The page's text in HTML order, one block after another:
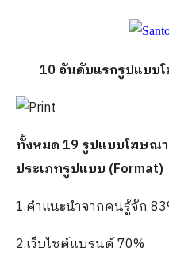
10 อันดับแรกรูปแบบ
ทั้งหมด 19 รูปแบบโฆษณ
ประเภทรูปแบบ (Format)
1.คำแนะนำจากคนรู้จัก
2.เว็บไซต์แบรนด์ 70%